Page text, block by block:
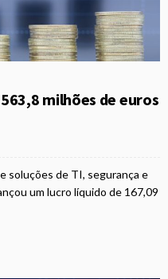
milhões de euros
soluções de TI, segurança e
um lucro líquido de 167,09